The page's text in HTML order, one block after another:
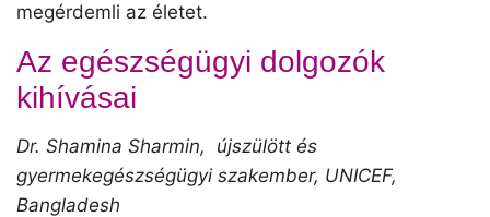
megérdemli az életet.
Az egészségügyi dolgozók
kihívásai
Dr. Shamina Sharmin, újszülött és
gyermekegészségügyi szakember, UNICEF,
Bangladesh